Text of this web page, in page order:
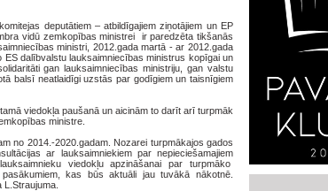
deputātiem – atbildīgajiem ziņotājiem un EP
vidū zemkopības ministrei ir paredzēta tikšanās
ministri, 2012.gada martā - ar 2012.gada
dalībvalstu lauksaimniecības ministrus kopīgai un
gan lauksaimniecības ministriju, gan valstu
balsī neatlaidīgi uzstās par godīgiem un taisnīgiem
viedokļa paušanā un aicinām to darīt arī turpmāk
ministre.
no 2014.-2020.gadam. Nozarei turpmākajos gados
ar lauksaimniekiem par nepieciešamajiem
viedokļu apzināšanai par turpmāko
kas būs aktuāli jau tuvākā nākotnē.